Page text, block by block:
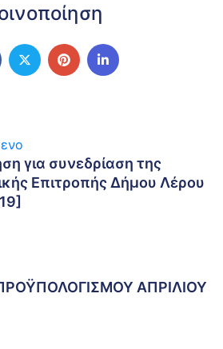
για συνεδρίαση της
Επιτροπής Δήμου Λέρου
ΑΠΡΙΛΙΟΥ